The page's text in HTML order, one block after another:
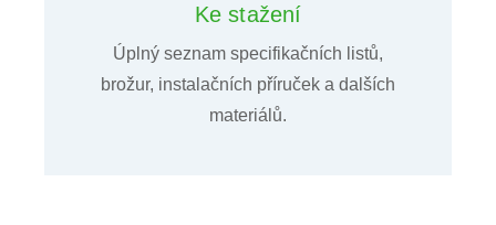
Ke stažení
Úplný seznam specifikačních listů,
brožur, instalačních příruček a dalších
materiálů.